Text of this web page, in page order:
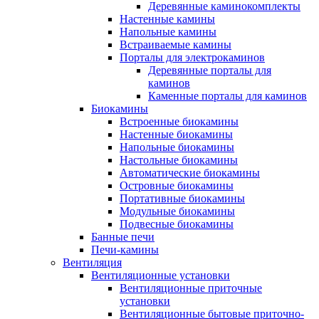
Деревянные каминокомплекты
Настенные камины
Напольные камины
Встраиваемые камины
Порталы для электрокаминов
Деревянные порталы для
каминов
Каменные порталы для каминов
Биокамины
Встроенные биокамины
Настенные биокамины
Напольные биокамины
Настольные биокамины
Автоматические биокамины
Островные биокамины
Портативные биокамины
Модульные биокамины
Подвесные биокамины
Банные печи
Печи-камины
Вентиляция
Вентиляционные установки
Вентиляционные приточные
установки
Вентиляционные бытовые приточно-